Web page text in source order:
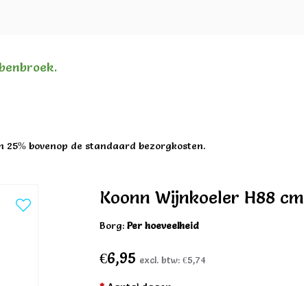
bovenop de standaard bezorgkosten.
Koonn Wijnkoeler H88 cm
Borg:Per hoeveelheid
€6,95 excl. btw:€5,74